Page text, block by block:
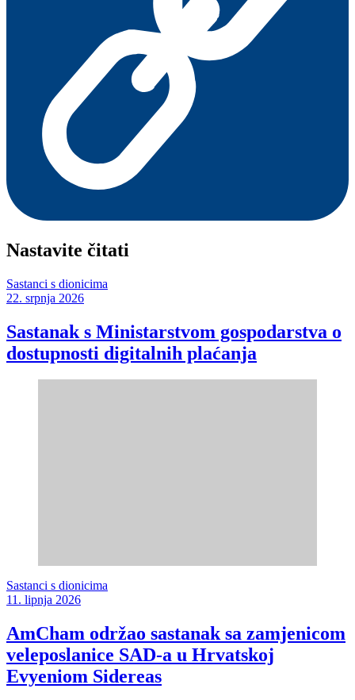
Nastavite čitati
Sastanci s dionicima
22. srpnja 2026
Sastanak s Ministarstvom gospodarstva o
dostupnosti digitalnih plaćanja
Sastanci s dionicima
11. lipnja 2026
AmCham održao sastanak sa zamjenicom
veleposlanice SAD-a u Hrvatskoj
Evyeniom Sidereas